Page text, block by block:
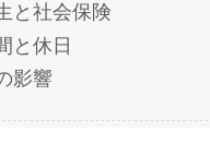
と社会保険
と休日
影響